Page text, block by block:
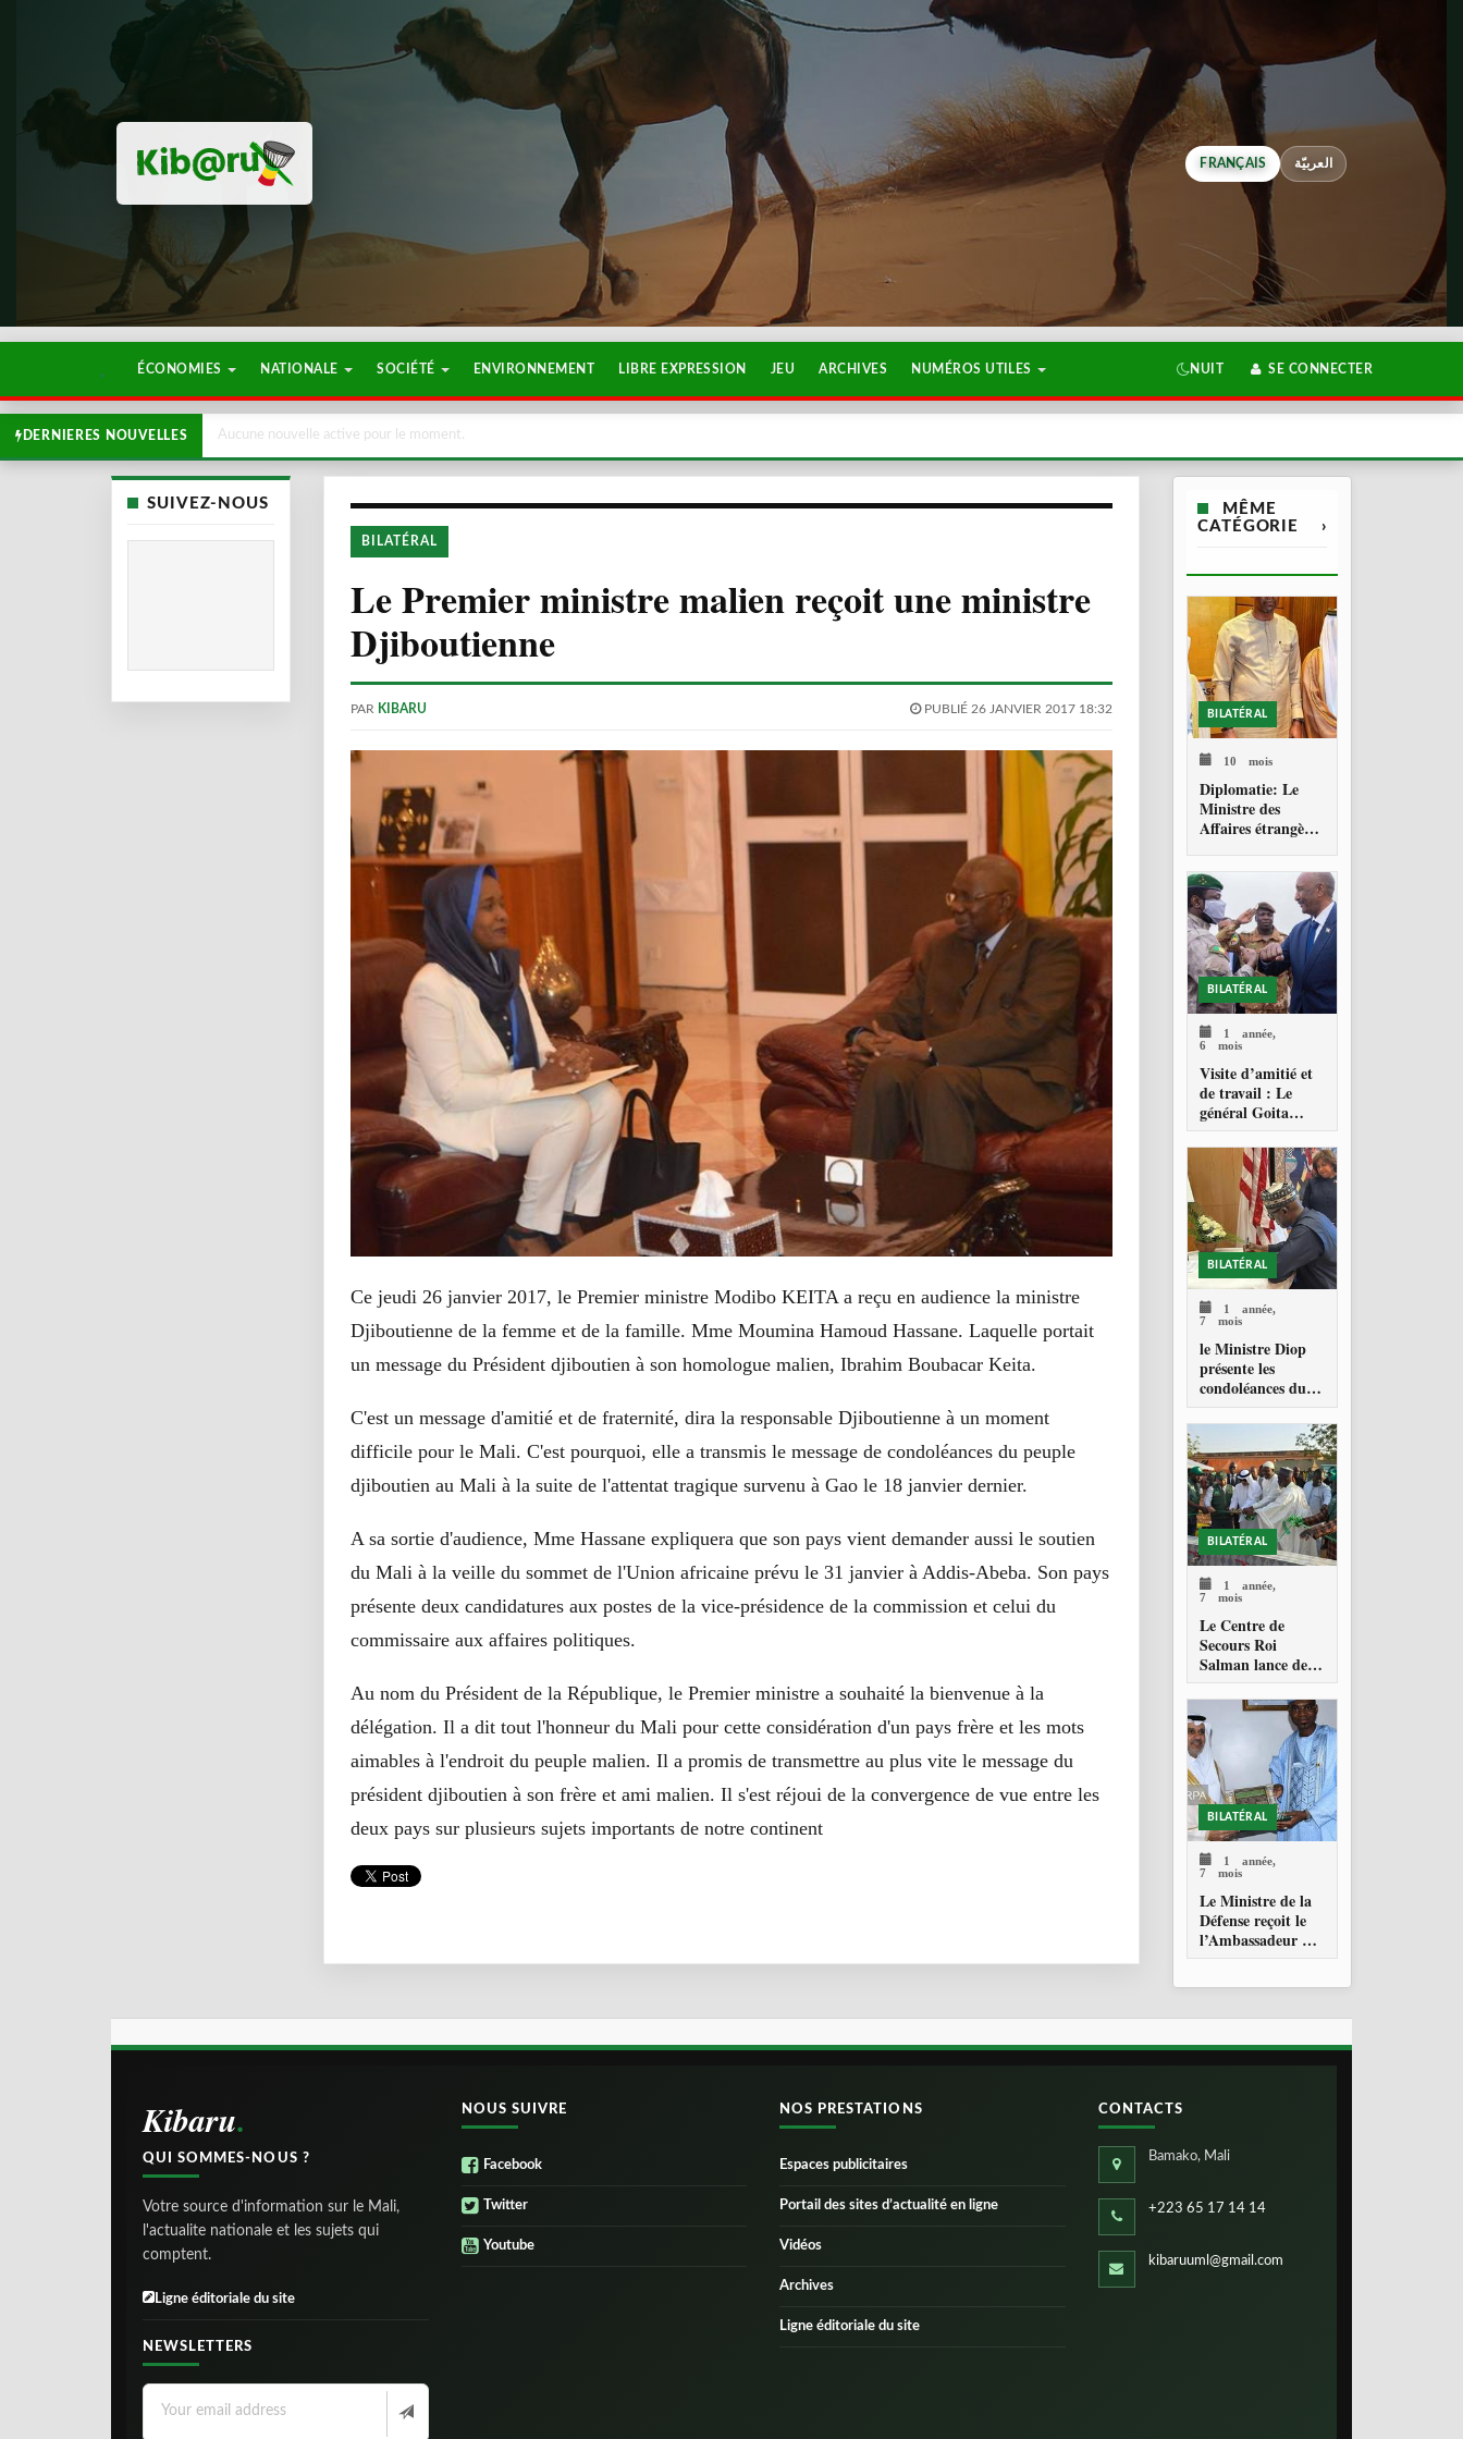
FRANÇAIS العربيّة
ÉCONOMIES NATIONALE SOCIÉTÉ ENVIRONNEMENT LIBRE EXPRESSION JEU ARCHIVES NUMÉROS UTILES NUIT SE CONNECTER
DERNIERES NOUVELLES Aucune nouvelle active pour le moment.
SUIVEZ-NOUS
BILATÉRAL
Le Premier ministre malien reçoit une ministre
Djiboutienne
PAR KIBARU PUBLIÉ 26 JANVIER 2017 18:32
Ce jeudi 26 janvier 2017, le Premier ministre Modibo KEITA a reçu en audience la ministre
Djiboutienne de la femme et de la famille. Mme Moumina Hamoud Hassane. Laquelle portait
un message du Président djiboutien à son homologue malien, Ibrahim Boubacar Keita.
C'est un message d'amitié et de fraternité, dira la responsable Djiboutienne à un moment
difficile pour le Mali. C'est pourquoi, elle a transmis le message de condoléances du peuple
djiboutien au Mali à la suite de l'attentat tragique survenu à Gao le 18 janvier dernier.
A sa sortie d'audience, Mme Hassane expliquera que son pays vient demander aussi le soutien
du Mali à la veille du sommet de l'Union africaine prévu le 31 janvier à Addis-Abeba. Son pays
présente deux candidatures aux postes de la vice-présidence de la commission et celui du
commissaire aux affaires politiques.
Au nom du Président de la République, le Premier ministre a souhaité la bienvenue à la
délégation. Il a dit tout l'honneur du Mali pour cette considération d'un pays frère et les mots
aimables à l'endroit du peuple malien. Il a promis de transmettre au plus vite le message du
président djiboutien à son frère et ami malien. Il s'est réjoui de la convergence de vue entre les
deux pays sur plusieurs sujets importants de notre continent
MÊME
CATÉGORIE
›
BILATÉRAL
10 mois
Diplomatie: Le
Ministre des
Affaires étrangères
l’Ambassadeur du
Qatar, artisan
d’une coopération
renforcée
BILATÉRAL
1 année,
6 mois
Visite d’amitié et
de travail : Le
général Goita
reçoit son
homologue
soudanais Abdel
Fattah Burhan
BILATÉRAL
1 année,
7 mois
le Ministre Diop
présente les
condoléances du
Mali aux Etats
Unis
BILATÉRAL
1 année,
7 mois
Le Centre de
Secours Roi
Salman lance des
projets
humanitaires au
Mali
BILATÉRAL
1 année,
7 mois
Le Ministre de la
Défense reçoit le
l’Ambassadeur de
l’Arabie Saoudite
Kibaru
QUI SOMMES-NOUS ?
Votre source d'information sur le Mali,
l'actualite nationale et les sujets qui
comptent.
Ligne éditoriale du site
NEWSLETTERS
NOUS SUIVRE
Facebook
Twitter
Youtube
NOS PRESTATIONS
Espaces publicitaires
Portail des sites d’actualité en ligne
Vidéos
Archives
Ligne éditoriale du site
CONTACTS
Bamako, Mali
+223 65 17 14 14
kibaruuml@gmail.com